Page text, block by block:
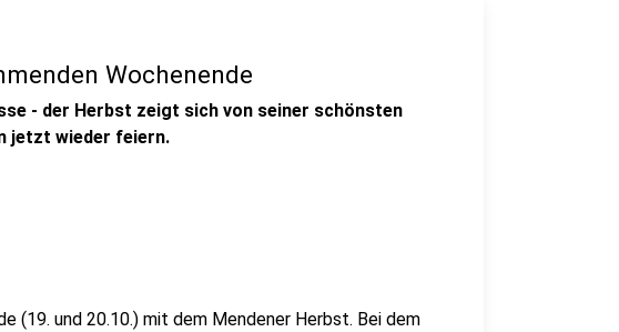
Wochenende
- der Herbst zeigt sich von seiner schönsten
jetzt wieder feiern.
(19. und 20.10.) mit dem Mendener Herbst. Bei dem